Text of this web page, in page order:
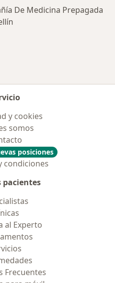
De Medicina Prepagada
y cookies
somos
posiciones
condiciones
pacientes
al Experto
Frecuentes